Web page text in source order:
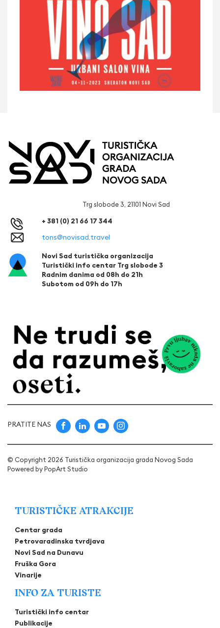
Trg slobode 3, 21101 Novi Sad
+ 381 (0) 21 66 17 344
tons@novisad.travel
Novi Sad turistička organizacija
Turistički info centar Trg slobode 3
Radnim danima od 08h do 21h
Subotom od 09h do 17h
PRATITE NAS
© Copyright 2026 Turistička organizacija grada Novog Sada
Powered byPopArt Studio
TURISTIČKE ATRAKCIJE
Centar grada
Petrovaradinska tvrdjava
Novi Sad na Dunavu
Fruška Gora
Vinarije
INFO ZA TURISTE
Turistički info centar
Publikacije